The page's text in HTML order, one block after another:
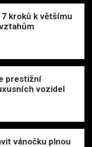
kroků k většímu
prestižní
vozidel
vánočku plnou